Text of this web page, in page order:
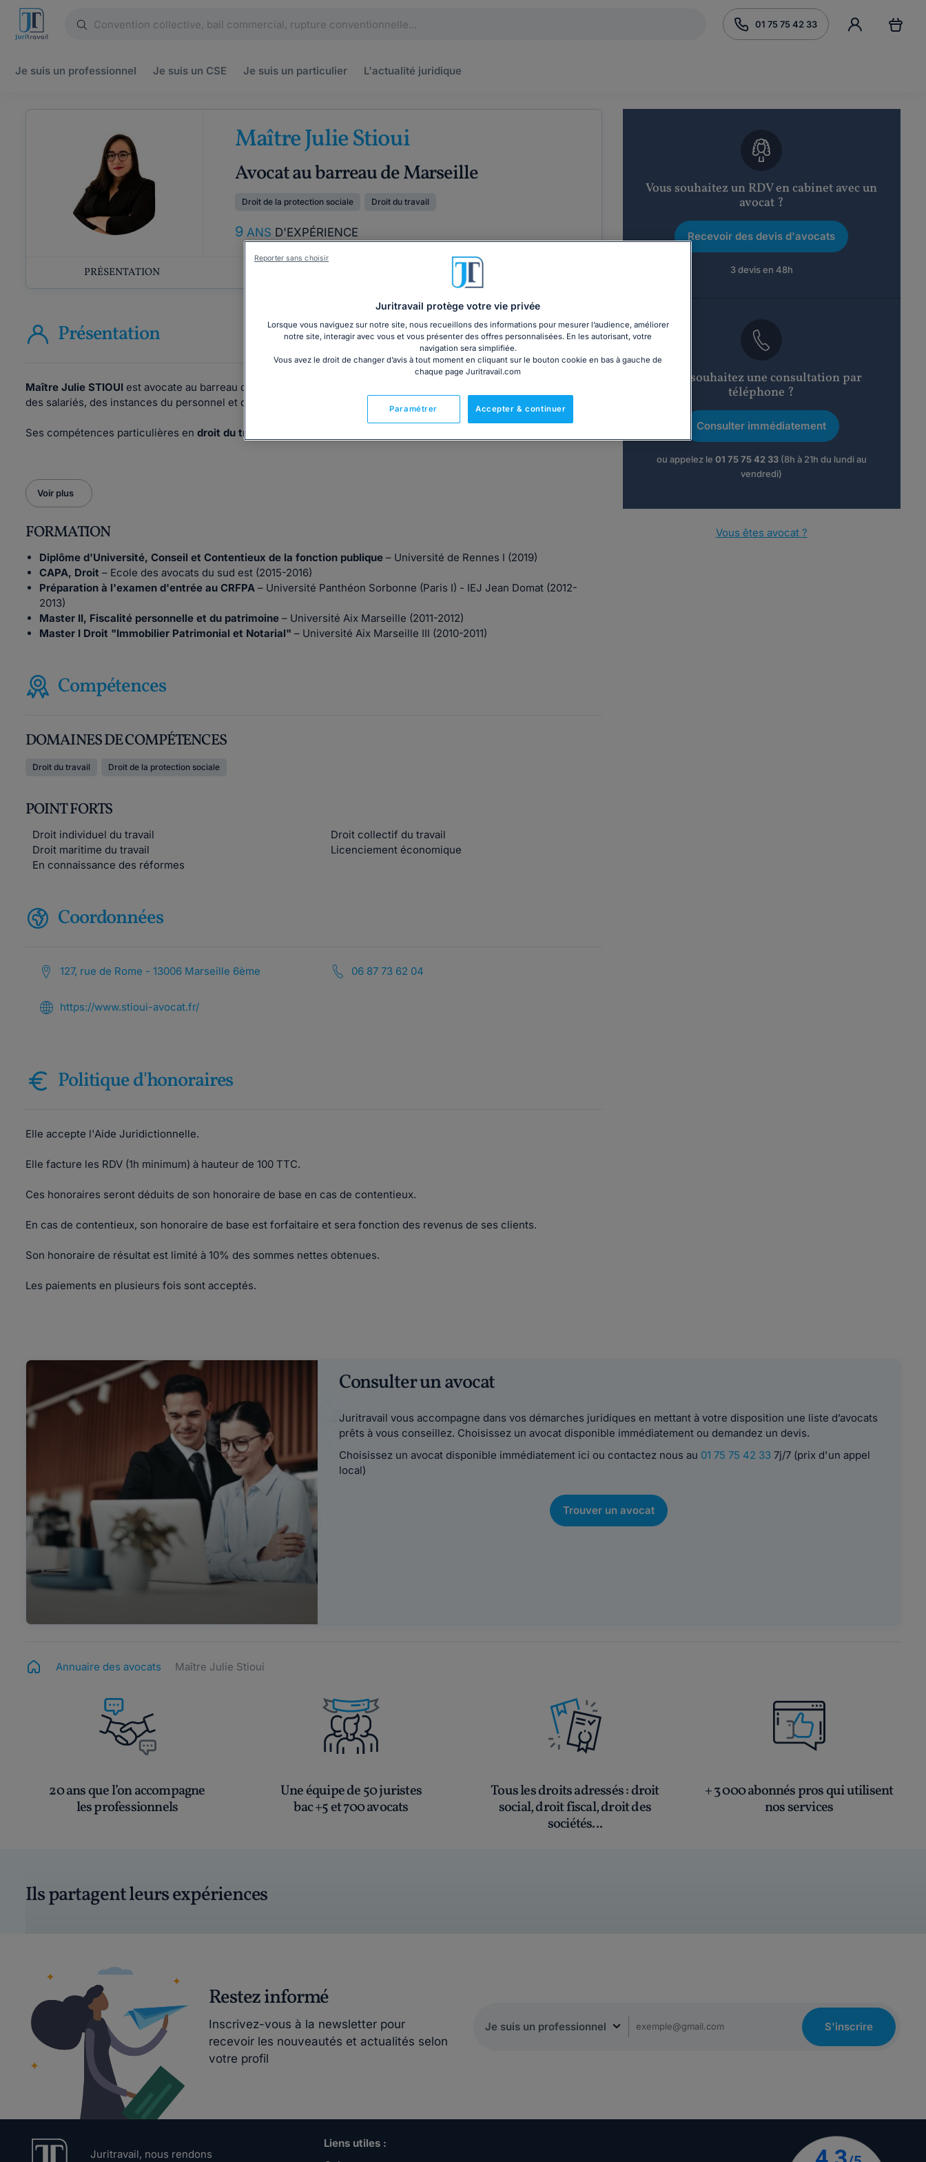
01 75 75 42 33
Je suis un professionnel Je suis un CSE Je suis un particulier L'actualité juridique
Maître Julie Stioui
Avocat au barreau de Marseille
Droit de la protection sociale Droit du travail
9 ANS D'EXPÉRIENCE
PRÉSENTATION
Présentation
Maître Julie STIOUI est avocate au barreau de Marseille depuis 2017, elle se consacre exclusivement à la défense
des salariés, des instances du personnel et des organisations syndicales.
Ses compétences particulières en droit du travail
Voir plus
FORMATION
Diplôme d'Université, Conseil et Contentieux de la fonction publique – Université de Rennes I (2019)
CAPA, Droit – Ecole des avocats du sud est (2015-2016)
Préparation à l'examen d'entrée au CRFPA – Université Panthéon Sorbonne (Paris I) - IEJ Jean Domat (2012-
2013)
Master II, Fiscalité personnelle et du patrimoine – Université Aix Marseille (2011-2012)
Master I Droit "Immobilier Patrimonial et Notarial" – Université Aix Marseille III (2010-2011)
Compétences
DOMAINES DE COMPÉTENCES
Droit du travail Droit de la protection sociale
POINT FORTS
Droit individuel du travail
Droit collectif du travail
Droit maritime du travail
Licenciement économique
En connaissance des réformes
Coordonnées
127, rue de Rome - 13006 Marseille 6ème 06 87 73 62 04
https://www.stioui-avocat.fr/
Politique d'honoraires
Elle accepte l'Aide Juridictionnelle.
Elle facture les RDV (1h minimum) à hauteur de 100 TTC.
Ces honoraires seront déduits de son honoraire de base en cas de contentieux.
En cas de contentieux, son honoraire de base est forfaitaire et sera fonction des revenus de ses clients.
Son honoraire de résultat est limité à 10% des sommes nettes obtenues.
Les paiements en plusieurs fois sont acceptés.
Vous souhaitez un RDV en cabinet avec un
avocat ?
Recevoir des devis d'avocats
3 devis en 48h
Vous souhaitez une consultation par
téléphone ?
Consulter immédiatement
ou appelez le 01 75 75 42 33(8h à 21h du lundi au
vendredi)
Vous êtes avocat ?
Consulter un avocat
Juritravail vous accompagne dans vos démarches juridiques en mettant à votre disposition une liste d’avocats
prêts à vous conseillez. Choisissez un avocat disponible immédiatement ou demandez un devis.
Choisissez un avocat disponible immédiatement ici ou contactez nous au 01 75 75 42 337j/7 (prix d'un appel
local)
Trouver un avocat
Annuaire des avocats Maître Julie Stioui
20 ans que l’on accompagne
les professionnels
Une équipe de 50 juristes
bac +5 et 700 avocats
Tous les droits adressés: droit
social, droit fiscal, droit des
sociétés...
+ 3 000 abonnés pros qui utilisent
nos services
Ils partagent leurs expériences
Restez informé
Inscrivez-vous à la newsletter pour
recevoir les nouveautés et actualités selon
votre profil
S'inscrire
Juritravail, nous rendons
Liens utiles :
Juritravail protège votre vie privée
Lorsque vous naviguez sur notre site, nous recueillons des informations pour mesurer l’audience, améliorer
notre site, interagir avec vous et vous présenter des offres personnalisées. En les autorisant, votre
navigation sera simplifiée.
Vous avez le droit de changer d’avis à tout moment en cliquant sur le bouton cookie en bas à gauche de
chaque page Juritravail.com
Accepter & continuer
Paramétrer
Reporter sans choisir